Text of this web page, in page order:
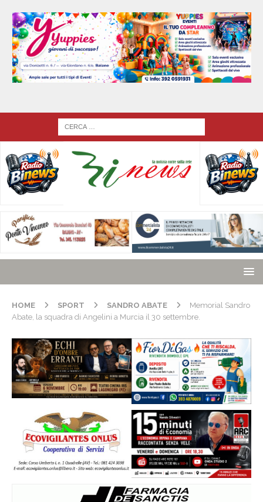
HOME SPORT SANDRO ABATE
Memorial Sandro
Abate, la squadra di Angelini a Murcia il 30 settembre.